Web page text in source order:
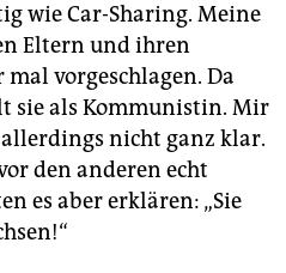
wie Car-Sharing. Meine
Eltern und ihren
vorgeschlagen. Da
sie als Kommunistin. Mir
nicht ganz klar.
den anderen echt
es aber erklären: „Sie